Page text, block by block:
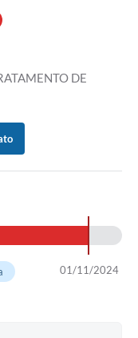
DE
01/11/2024